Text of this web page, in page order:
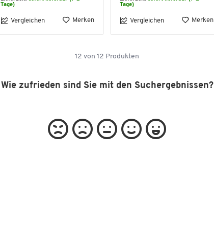
Tage)
Vergleichen Merken
Tage)
Vergleichen Merken
12 von 12 Produkten
Wie zufrieden sind Sie mit den Suchergebnissen?